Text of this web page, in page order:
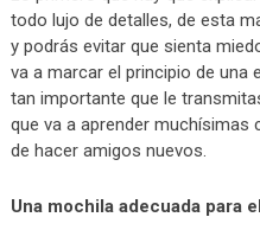
todo lujo de detalles, de esta
y podrás evitar que sienta
va a marcar el principio de una
tan importante que le
que va a aprender
de hacer amigos nuevos.
Una mochila adecuada para